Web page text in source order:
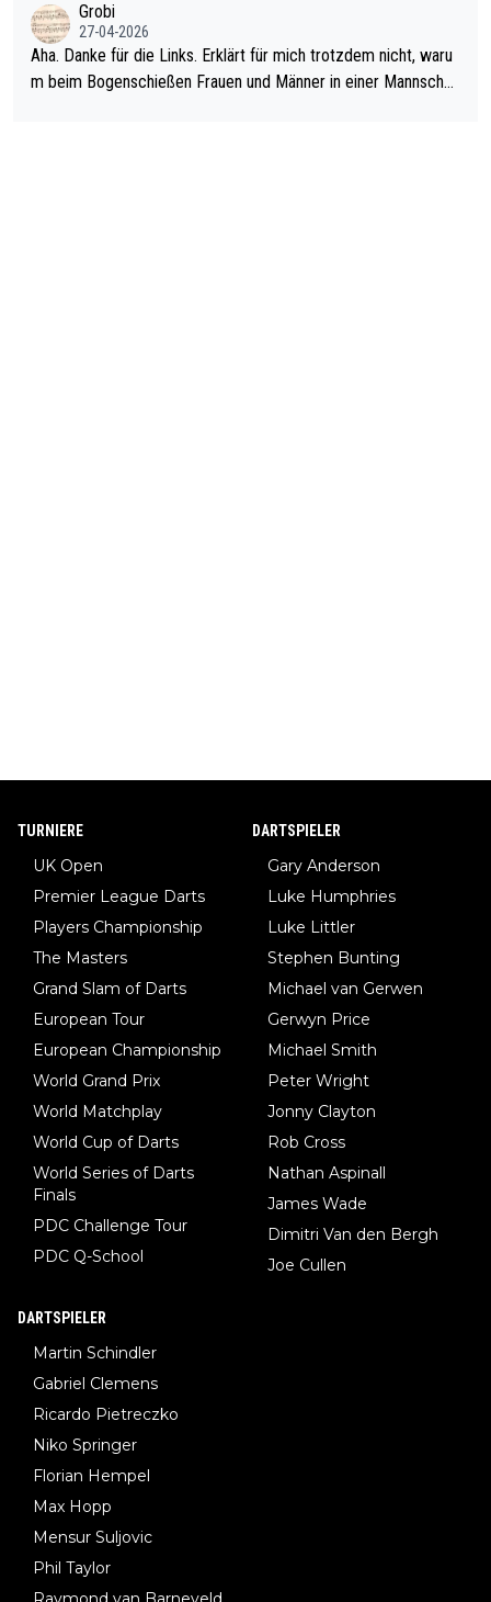
diese könnten teils wirksam behandelt werden! Dafür müsste
man nur zum Neurologen und nicht zum Mentaltrainer gehen…
Grobi
27-04-2026
Aha. Danke für die Links. Erklärt für mich trotzdem nicht, waru
m beim Bogenschießen Frauen und Männer in einer Mannschaf
TURNIERE
UK Open
Premier League Darts
Players Championship
The Masters
Grand Slam of Darts
European Tour
European Championship
World Grand Prix
World Matchplay
World Cup of Darts
World Series of Darts
Finals
PDC Challenge Tour
PDC Q-School
DARTSPIELER
Gary Anderson
Luke Humphries
Luke Littler
Stephen Bunting
Michael van Gerwen
Gerwyn Price
Michael Smith
Peter Wright
Jonny Clayton
Rob Cross
Nathan Aspinall
James Wade
Dimitri Van den Bergh
Joe Cullen
DARTSPIELER
Martin Schindler
Gabriel Clemens
Ricardo Pietreczko
Niko Springer
Florian Hempel
Max Hopp
Mensur Suljovic
Phil Taylor